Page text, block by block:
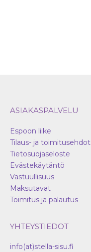
ASIAKASPALVELU
Espoon liike
Tilaus- ja toimitusehdot
Tietosuojaseloste
Evästekäytäntö
Vastuullisuus
Maksutavat
Toimitus ja palautus
YHTEYSTIEDOT
info(at)stella-sisu.fi